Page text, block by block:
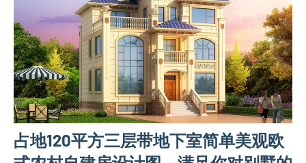
墅
设
计
图
三
层
别
墅
占地120平方三层带地下室简单美观欧